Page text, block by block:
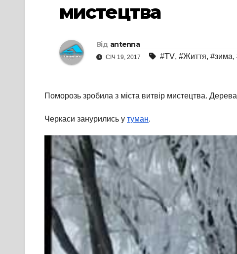
мистецтва
Від antenna
СІЧ 19, 2017 #TV, #Життя, #зима,
Поморозь зробила з міста витвір мистецтва.
Черкаси занурились у туман.